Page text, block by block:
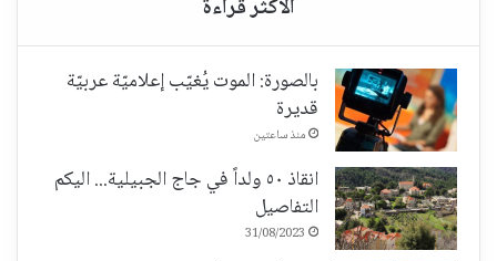
بالصورة: الموت يُغيّب إعلاميّة عربيّة
قديرة
منذ ساعتين
انقاذ ٥٠ ولداً في جاج الجبيلية... اليكم
التفاصيل
31/08/2023